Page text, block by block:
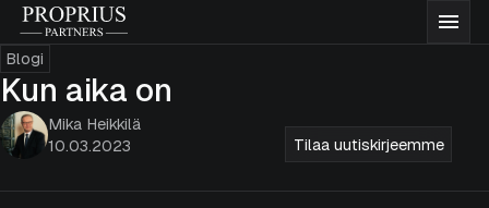
Siirry
sisältöön
Proprius
Partners
Rahastot
Meistä
Blogi
Kun aika on
Mika Heikkilä
10.03.2023
Tilaa uutiskirjeemme